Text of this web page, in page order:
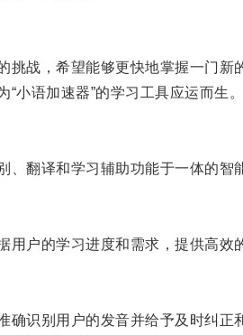
战，希望能够更快地掌握一门新
语加速器”的学习工具应运而生。
翻译和学习辅助功能于一体的智
户的学习进度和需求，提供高效
识别用户的发音并给予及时纠正